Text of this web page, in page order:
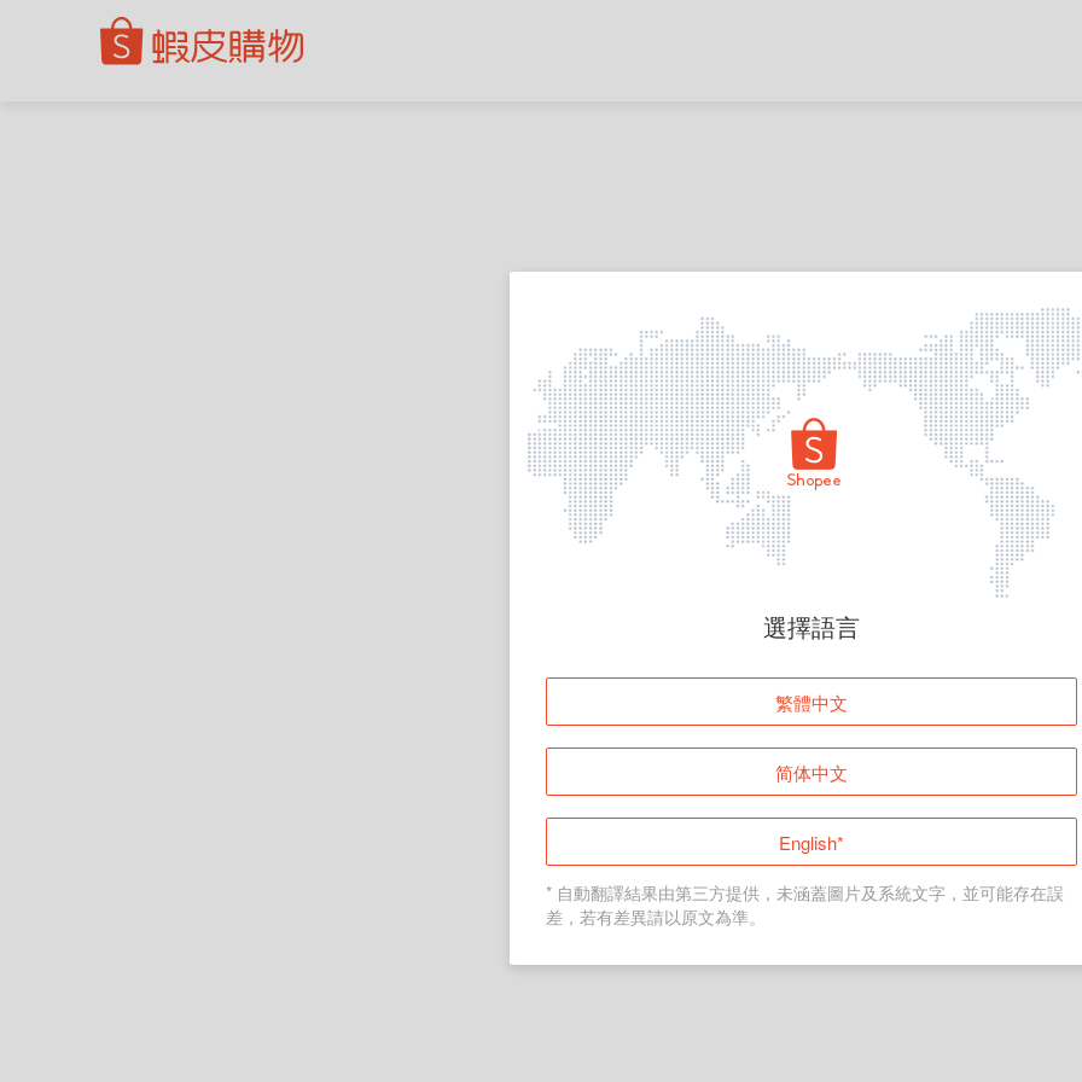
頁面無法顯示
登入
返回首頁
選擇語言
繁體中文
简体中文
English*
* 自動翻譯結果由第三方提供，未涵蓋圖片及系統文字，並可能存在誤
差，若有差異請以原文為準。